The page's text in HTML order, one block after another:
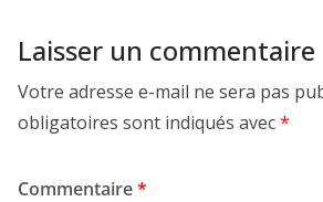
Laisser un commentaire
Votre adresse e-mail ne sera pas
obligatoires sont indiqués avec*
Commentaire*